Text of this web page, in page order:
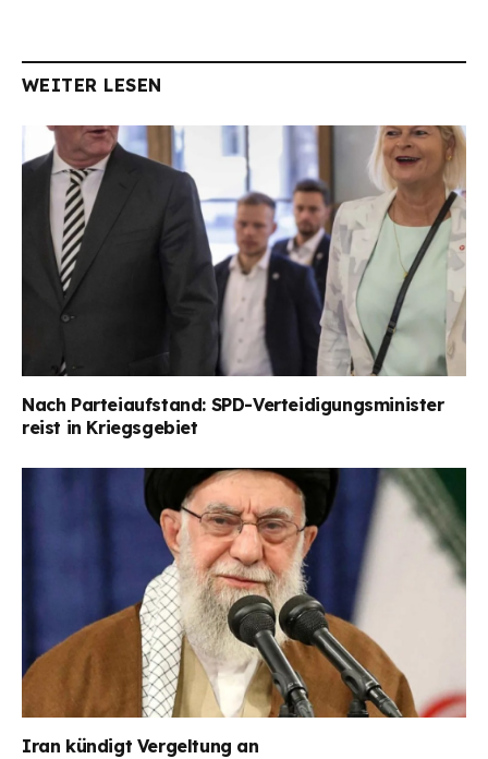
WEITER LESEN
Nach Parteiaufstand: SPD-Verteidigungsminister
reist in Kriegsgebiet
Iran kündigt Vergeltung an